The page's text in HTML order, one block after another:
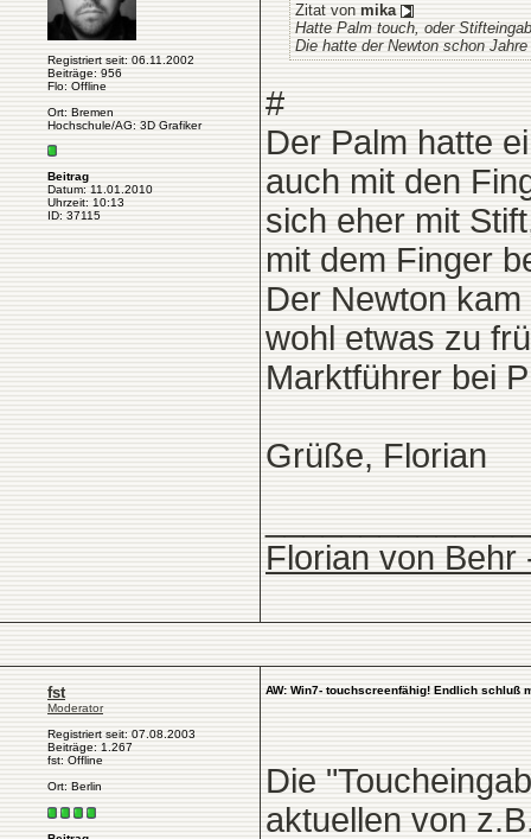
Registriert seit: 06.11.2002
Beiträge: 956
Flo: Offline
Ort: Bremen
Hochschule/AG: 3D Grafiker
Beitrag
Datum: 11.01.2010
Uhrzeit: 10:13
ID: 37115
Zitat von mika
Hatte Palm touch, oder
Die hatte der Newton schon
#
Der Palm hatte
auch mit den
sich eher mit
mit dem Finger
Der Newton
wohl etwas zu
Marktführer bei
Grüße, Florian
Florian von Behr
fst
Moderator
Registriert seit: 07.08.2003
Beiträge: 1.267
fst: Offline
Ort: Berlin
AW: Win7- touchscreenfähig! Endlich schluß
Die
aktuellen von